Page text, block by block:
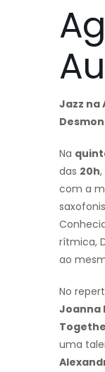
Jazz na
Na
das 20h
com a
rítmica,
ao
No
Joanna
uma